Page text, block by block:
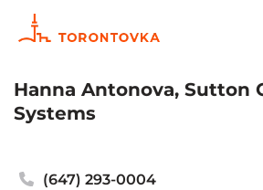
Hanna Antonova, Sutton
Systems
(647) 293-0004